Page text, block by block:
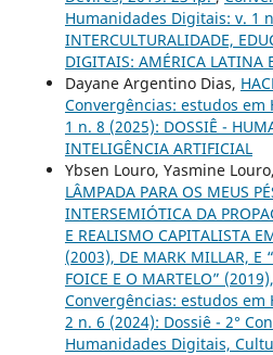
Humanidades Digitais: v. 1
INTERCULTURALIDADE,
DIGITAIS: AMÉRICA LATINA
Dayane Argentino Dias,
Convergências: estudos
1 n. 8 (2025): DOSSIÊ -
INTELIGÊNCIA ARTIFICIAL
Ybsen Louro, Yasmine
LÂMPADA PARA OS MEUS
INTERSEMIÓTICA DA
E REALISMO CAPITALISTA
(2003), DE MARK MILLAR, E
FOICE E O MARTELO”
Convergências: estudos
2 n. 6 (2024): Dossiê - 2°
Humanidades Digitais,